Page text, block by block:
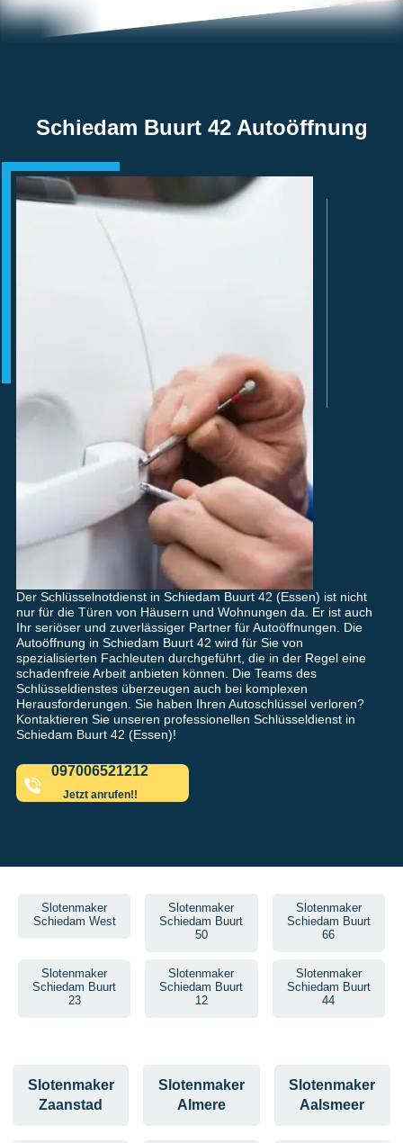
Schiedam Buurt 42 Autoöffnung
Der Schlüsselnotdienst in Schiedam Buurt 42 (Essen) ist nicht
nur für die Türen von Häusern und Wohnungen da. Er ist auch
Ihr seriöser und zuverlässiger Partner für Autoöffnungen. Die
Autoöffnung in Schiedam Buurt 42 wird für Sie von
spezialisierten Fachleuten durchgeführt, die in der Regel eine
schadenfreie Arbeit anbieten können. Die Teams des
Schlüsseldienstes überzeugen auch bei komplexen
Herausforderungen. Sie haben Ihren Autoschlüssel verloren?
Kontaktieren Sie unseren professionellen Schlüsseldienst in
Schiedam Buurt 42 (Essen)!
097006521212
Jetzt anrufen!!
Slotenmaker
Schiedam West
Slotenmaker
Schiedam Buurt
50
Slotenmaker
Schiedam Buurt
66
Slotenmaker
Schiedam Buurt
23
Slotenmaker
Schiedam Buurt
12
Slotenmaker
Schiedam Buurt
44
Slotenmaker
Zaanstad
Slotenmaker
Almere
Slotenmaker
Aalsmeer